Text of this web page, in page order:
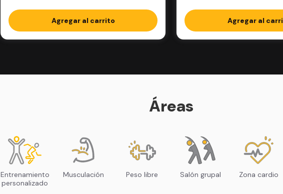
Agregar al carrito Agregar al
Áreas
Entrenamiento
personalizado
Musculación Peso libre Salón grupal Zona cardio